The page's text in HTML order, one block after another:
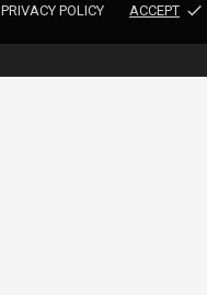
PRIVACY POLICY ACCEPT done